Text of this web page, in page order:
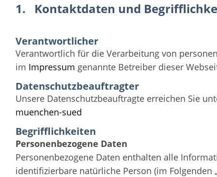
1. Kontaktdaten und
Verantwortlicher
Verantwortlich für die Verarbeitung von
im Impressum genannte Betreiber dieser
Datenschutzbeauftragter
Unsere Datenschutzbeauftragte erreichen Sie
muenchen-sued
Begrifflichkeiten
Personenbezogene Daten
Personenbezogene Daten enthalten alle
identifizierbare natürliche Person (im Folgenden